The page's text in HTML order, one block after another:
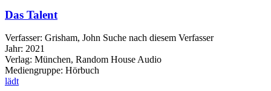
Das Talent
Verfasser: Grisham, John Suche nach diesem Verfasser
Jahr: 2021
Verlag: München, Random House Audio
Mediengruppe: Hörbuch
lädt